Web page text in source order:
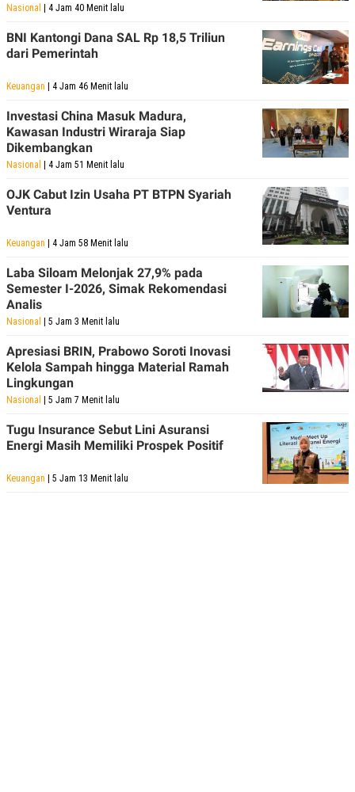
Nasional | 4 Jam 40 Menit lalu
BNI Kantongi Dana SAL Rp 18,5 Triliun
dari Pemerintah
Keuangan | 4 Jam 46 Menit lalu
Investasi China Masuk Madura,
Kawasan Industri Wiraraja Siap
Dikembangkan
Nasional | 4 Jam 51 Menit lalu
OJK Cabut Izin Usaha PT BTPN Syariah
Ventura
Keuangan | 4 Jam 58 Menit lalu
Laba Siloam Melonjak 27,9% pada
Semester I-2026, Simak Rekomendasi
Analis
Nasional | 5 Jam 3 Menit lalu
Apresiasi BRIN, Prabowo Soroti Inovasi
Kelola Sampah hingga Material Ramah
Lingkungan
Nasional | 5 Jam 7 Menit lalu
Tugu Insurance Sebut Lini Asuransi
Energi Masih Memiliki Prospek Positif
Keuangan | 5 Jam 13 Menit lalu